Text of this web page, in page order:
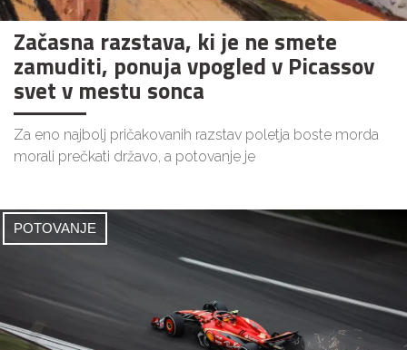
Začasna razstava, ki je ne smete
zamuditi, ponuja vpogled v Picassov
svet v mestu sonca
Za eno najbolj pričakovanih razstav poletja boste morda
morali prečkati državo, a potovanje je
POTOVANJE